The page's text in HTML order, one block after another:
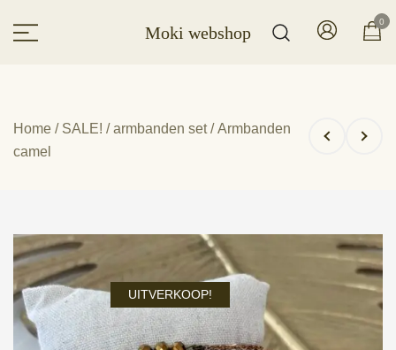
naar
Moki webshop
0
Home / SALE! /armbanden set/ Armbanden
camel
UITVERKOOP!